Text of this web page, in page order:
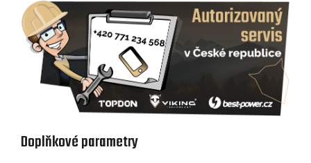
Doplňkové parametry